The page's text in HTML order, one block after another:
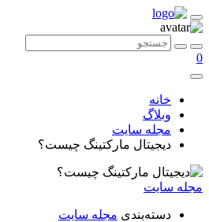
0
خانه
وبلاگ
مجله سایت
دیجیتال مارکتینگ چیست؟
مجله سایت
دسته‌بندی مجله سایت